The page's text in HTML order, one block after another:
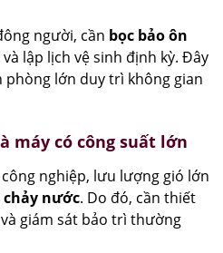
người, cần bọc bảo ôn
và lập lịch vệ sinh định kỳ. Đây
phòng lớn duy trì không gian
máy có công suất lớn
nghiệp, lưu lượng gió lớn
nước. Do đó, cần thiết
giám sát bảo trì thường